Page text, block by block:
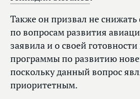
Также он призвал не
по вопросам развития
заявила и о своей
программы по развитию
поскольку данный вопрос
приоритетным.